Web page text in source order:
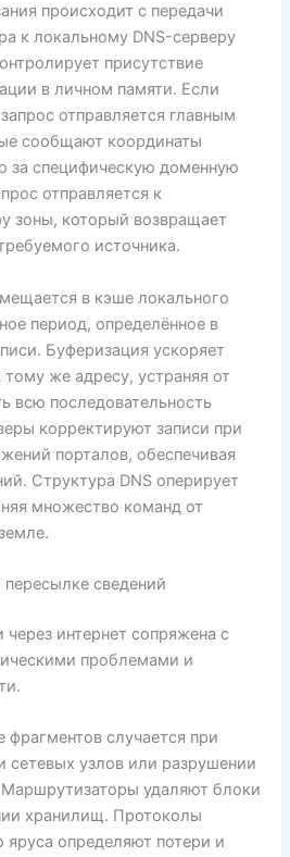
происходит с передачи
к локальному DNS-серверу
присутствие
в личном памяти. Если
отправляется главным
сообщают координаты
за специфическую доменную
отправляется к
зоны, который возвращает
источника.
в кэше локального
период, определённое в
Буферизация ускоряет
же адресу, устраняя от
всю последовательность
корректируют записи при
порталов, обеспечивая
Структура DNS оперирует
множество команд от
сведений
интернет сопряжена с
проблемами и
фрагментов случается при
сетевых узлов или разрушении
удаляют блоки
хранилищ. Протоколы
определяют потери и